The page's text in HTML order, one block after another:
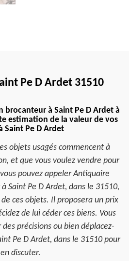
Pe D Ardet 31510
à Saint Pe D Ardet à
estimation de la valeur de vos
Saint Pe D Ardet
objets usagés commencent à
et que vous voulez vendre pour
pouvez appeler Antiquaire
Saint Pe D Ardet, dans le 31510,
ces objets. Il proposera un prix
de lui céder ces biens. Vous
des précisions ou bien déplacez-
Pe D Ardet, dans le 31510 pour
en discuter.